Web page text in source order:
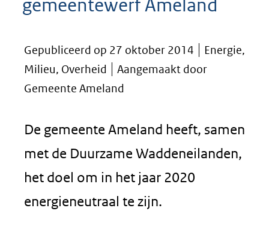
gemeentewerf Ameland
Gepubliceerd op 27 oktober 2014
Energie,
Milieu, Overheid
Aangemaakt door
Gemeente Ameland
De gemeente Ameland heeft, samen
met de Duurzame Waddeneilanden,
het doel om in het jaar 2020
energieneutraal te zijn.